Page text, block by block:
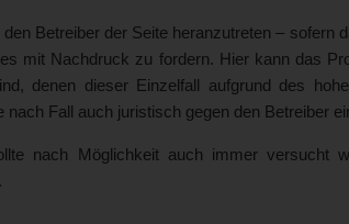
Betreiber der Seite heranzutreten – sofern
mit Nachdruck zu fordern. Hier kann das
denen dieser Einzelfall aufgrund des
Fall auch juristisch gegen den Betreiber
nach Möglichkeit auch immer versucht